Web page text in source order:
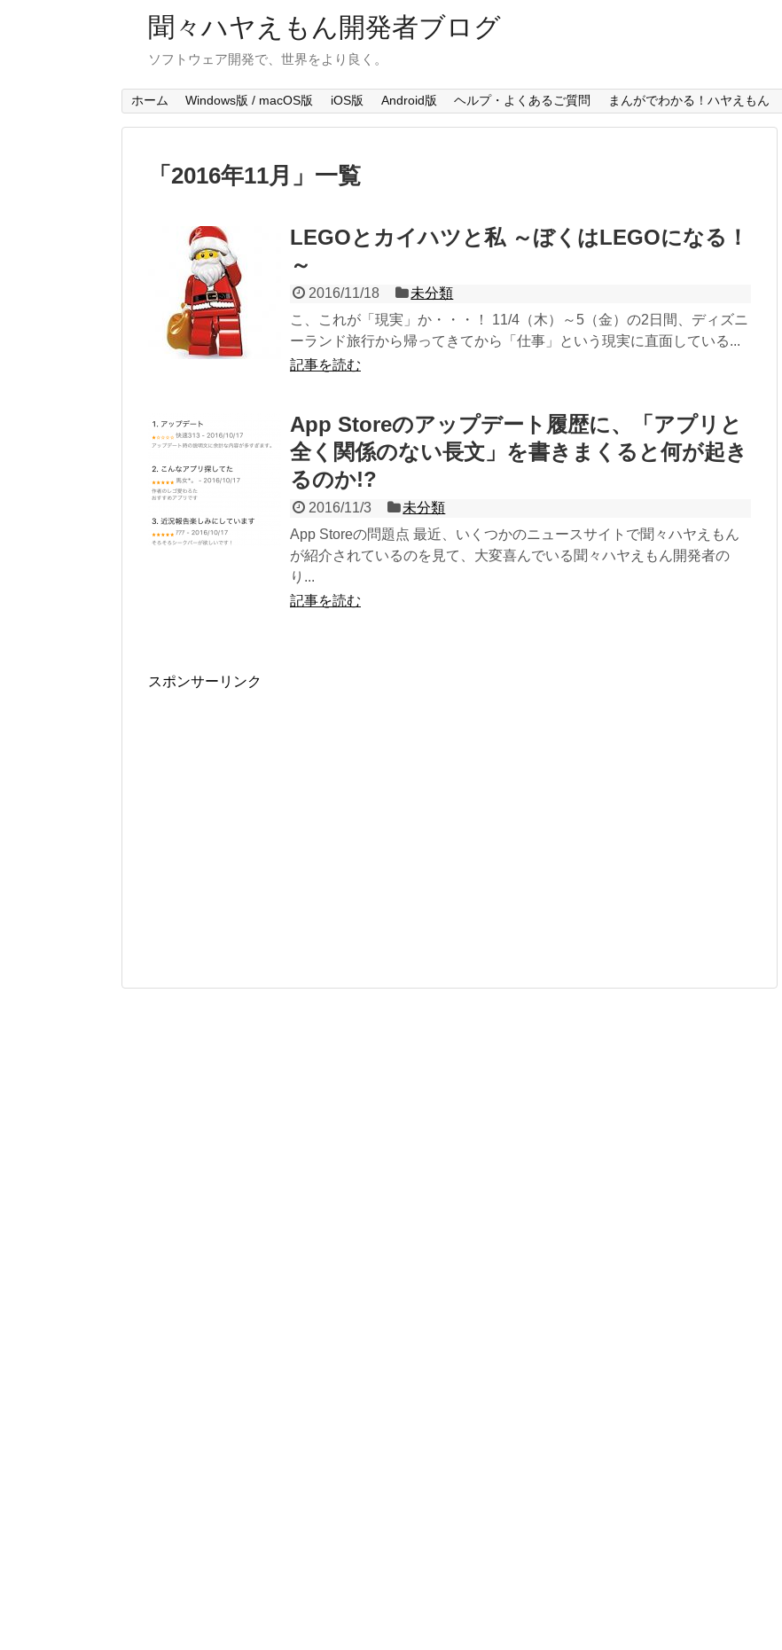
聞々ハヤえもん開発者ブログ
ソフトウェア開発で、世界をより良く。
ホーム Windows版 / macOS版 iOS版 Android版 ヘルプ・よくあるご質問 まんがでわかる！ハヤえもん
「 2016年11月 」 一覧
LEGOとカイハツと私 ～ぼくはLEGOになる！
～
2016/11/18
未分類
こ、これが「現実」か・・・！ 11/4（木）～5（金）の2日間、ディズニ
ーランド旅行から帰ってきてから「仕事」という現実に直面している...
記事を読む
App Storeのアップデート履歴に、「アプリと
全く関係のない長文」を書きまくると何が起き
るのか!?
2016/11/3
未分類
App Storeの問題点 最近、いくつかのニュースサイトで聞々ハヤえもん
が紹介されているのを見て、大変喜んでいる聞々ハヤえもん開発者の
り...
記事を読む
スポンサーリンク